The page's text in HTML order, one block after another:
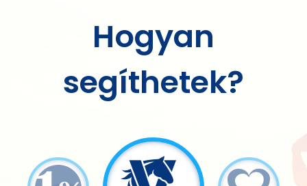
Hogyan
segíthetek?